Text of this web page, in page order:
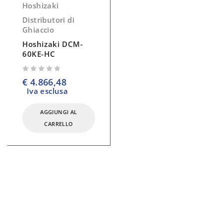
Hoshizaki
Distributori di
Ghiaccio
Hoshizaki DCM-
60KE-HC
€ 4.866,48
Iva esclusa
AGGIUNGI AL
CARRELLO